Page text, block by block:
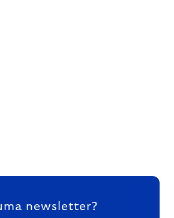
newsletter?